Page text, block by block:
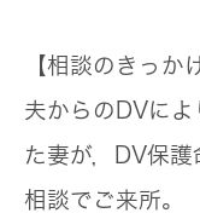
【相談のきっか
夫からのDVによ
た妻が，DV保
相談でご来所。